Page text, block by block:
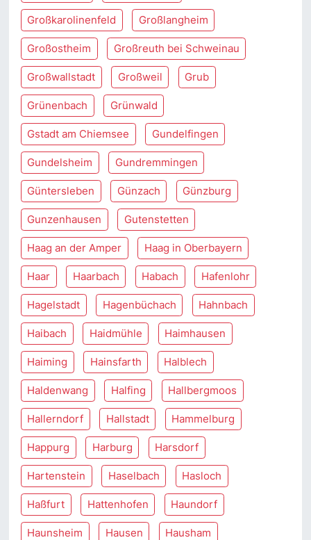
Großkarolinenfeld Großlangheim
Großostheim Großreuth bei Schweinau
Großwallstadt Großweil Grub
Grünenbach Grünwald
Gstadt am Chiemsee Gundelfingen
Gundelsheim Gundremmingen
Güntersleben Günzach Günzburg
Gunzenhausen Gutenstetten
Haag an der Amper Haag in Oberbayern
Haar Haarbach Habach Hafenlohr
Hagelstadt Hagenbüchach Hahnbach
Haibach Haidmühle Haimhausen
Haiming Hainsfarth Halblech
Haldenwang Halfing Hallbergmoos
Hallerndorf Hallstadt Hammelburg
Happurg Harburg Harsdorf
Hartenstein Haselbach Hasloch
Haßfurt Hattenhofen Haundorf
Haunsheim Hausen Hausham